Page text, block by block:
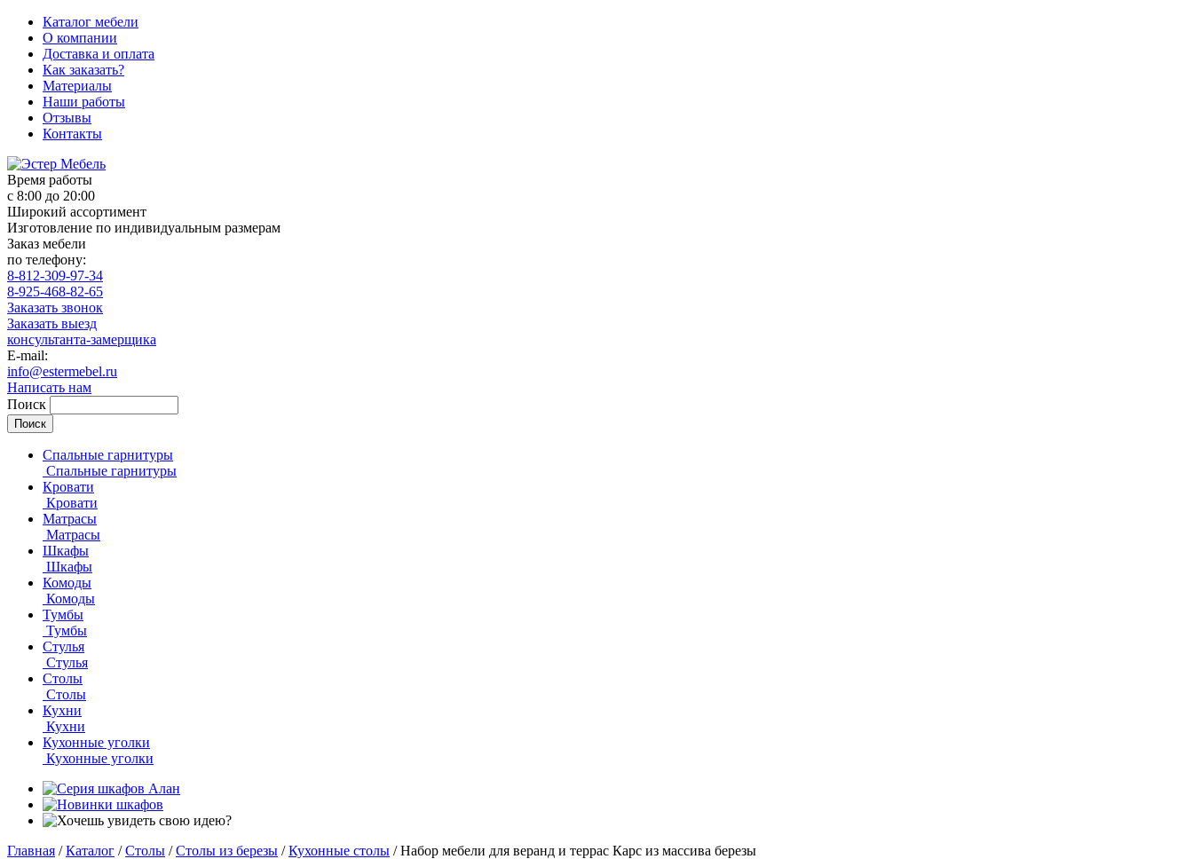
Каталог мебели
О компании
Доставка и оплата
Как заказать?
Материалы
Наши работы
Отзывы
Контакты
Время работы
с 8:00 до 20:00
Широкий ассортимент
Изготовление по индивидуальным размерам
Заказ мебели
по телефону:
8-812-309-97-34
8-925-468-82-65
Заказать звонок
Заказать выезд
консультанта-замерщика
E-mail:
info@estermebel.ru
Написать нам
Поиск
Спальные гарнитуры
Спальные гарнитуры
Кровати
Кровати
Матрасы
Матрасы
Шкафы
Шкафы
Комоды
Комоды
Тумбы
Тумбы
Стулья
Стулья
Столы
Столы
Кухни
Кухни
Кухонные уголки
Кухонные уголки
Главная / Каталог / Столы / Столы из березы / Кухонные столы / Набор мебели для веранд и террас Карс из массива березы